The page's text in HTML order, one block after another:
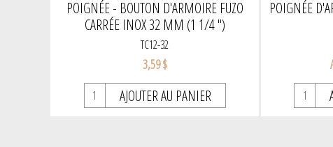
POIGNÉE - BOUTON D'ARMOIRE FUZO
CARRÉE INOX 32 MM (1 1/4 ")
TC12-32
3,59 $
AJOUTER AU PANIER
POIGNÉE